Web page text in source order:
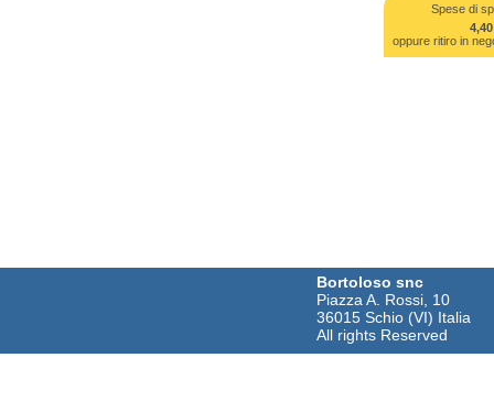
Spese di
oppure ritiro in
Bortoloso snc
Piazza A. Rossi, 10
36015 Schio (VI) Italia
All rights Reserved